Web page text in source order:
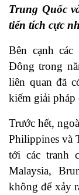
Trung Quốc
tiến tích cực
Bên cạnh
Đông trong
liên quan đã
kiếm giải pháp
Trước hết,
Philippines và
tới các tranh
Malaysia,
không để xảy